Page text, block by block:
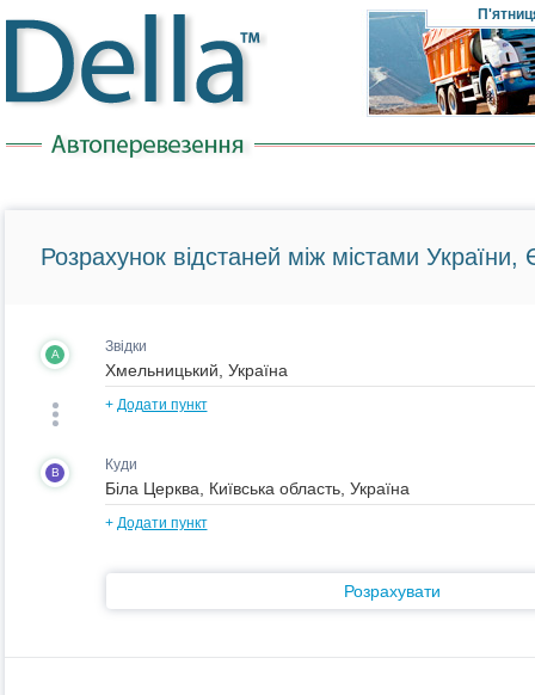
Розрахунок відстаней між містами України,
A Звідки
+ Додати пункт
B Куди
+ Додати пункт
Розрахувати